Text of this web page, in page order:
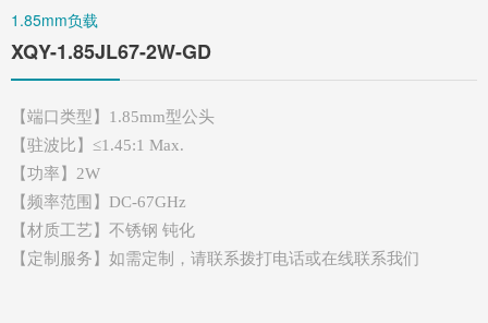
1.85mm负载
XQY-1.85JL67-2W-GD
【端口类型】1.85mm型公头
【驻波比】 ≤1.45:1 Max.
【功率】 2W
【频率范围】 DC-67GHz
【材质工艺】不锈钢 钝化
【定制服务】如需定制，请联系拨打电话或在线联系我们